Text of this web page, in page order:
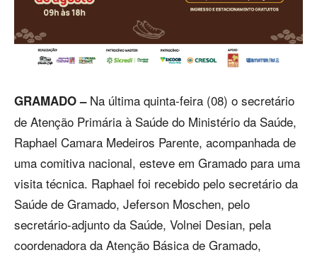
GRAMADO –Na última quinta-feira (08) o secretário
de Atenção Primária à Saúde do Ministério da Saúde,
Raphael Camara Medeiros Parente, acompanhada de
uma comitiva nacional, esteve em Gramado para uma
visita técnica. Raphael foi recebido pelo secretário da
Saúde de Gramado, Jeferson Moschen, pelo
secretário-adjunto da Saúde, Volnei Desian, pela
coordenadora da Atenção Básica de Gramado,